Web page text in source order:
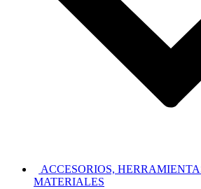
ACCESORIOS,
MATERIALES